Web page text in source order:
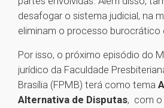
desafogar o sistema judicial, na
eliminam o processo burocrático
Por isso, o próximo episódio do
jurídico da Faculdade
Brasília (FPMB) terá como tema
Alternativa de Disputas, com o